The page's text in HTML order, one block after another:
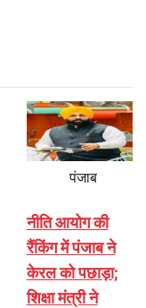
पंजाब
नीति आयोग की
रैंकिंग में पंजाब ने
केरल को पछाड़ा;
शिक्षा मंत्री ने